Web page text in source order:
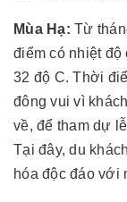
Mùa Hạ: Từ
điểm có nhiệt độ
32 độ C. Thời
đông vui vì
về, để tham dự
Tại đây, du
hóa độc đáo với